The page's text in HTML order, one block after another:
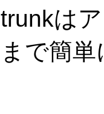
trunkは
まで簡